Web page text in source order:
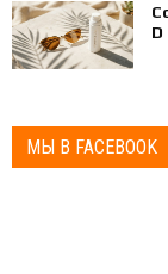
МЫ В FACEBOOK